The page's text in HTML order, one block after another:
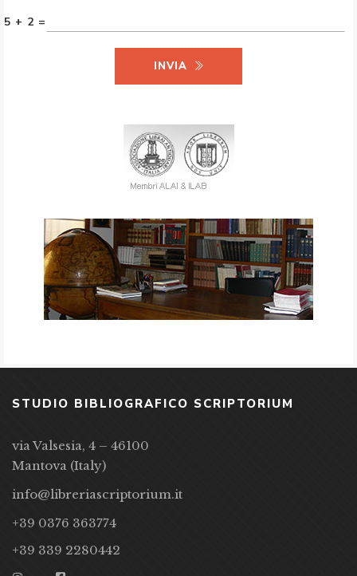
5 + 2 =
INVIA
STUDIO BIBLIOGRAFICO SCRIPTORIUM
via Valsesia, 4 – 46100
Mantova (Italy)
info@libreriascriptorium.it
+39 0376 363774
+39 339 2280442